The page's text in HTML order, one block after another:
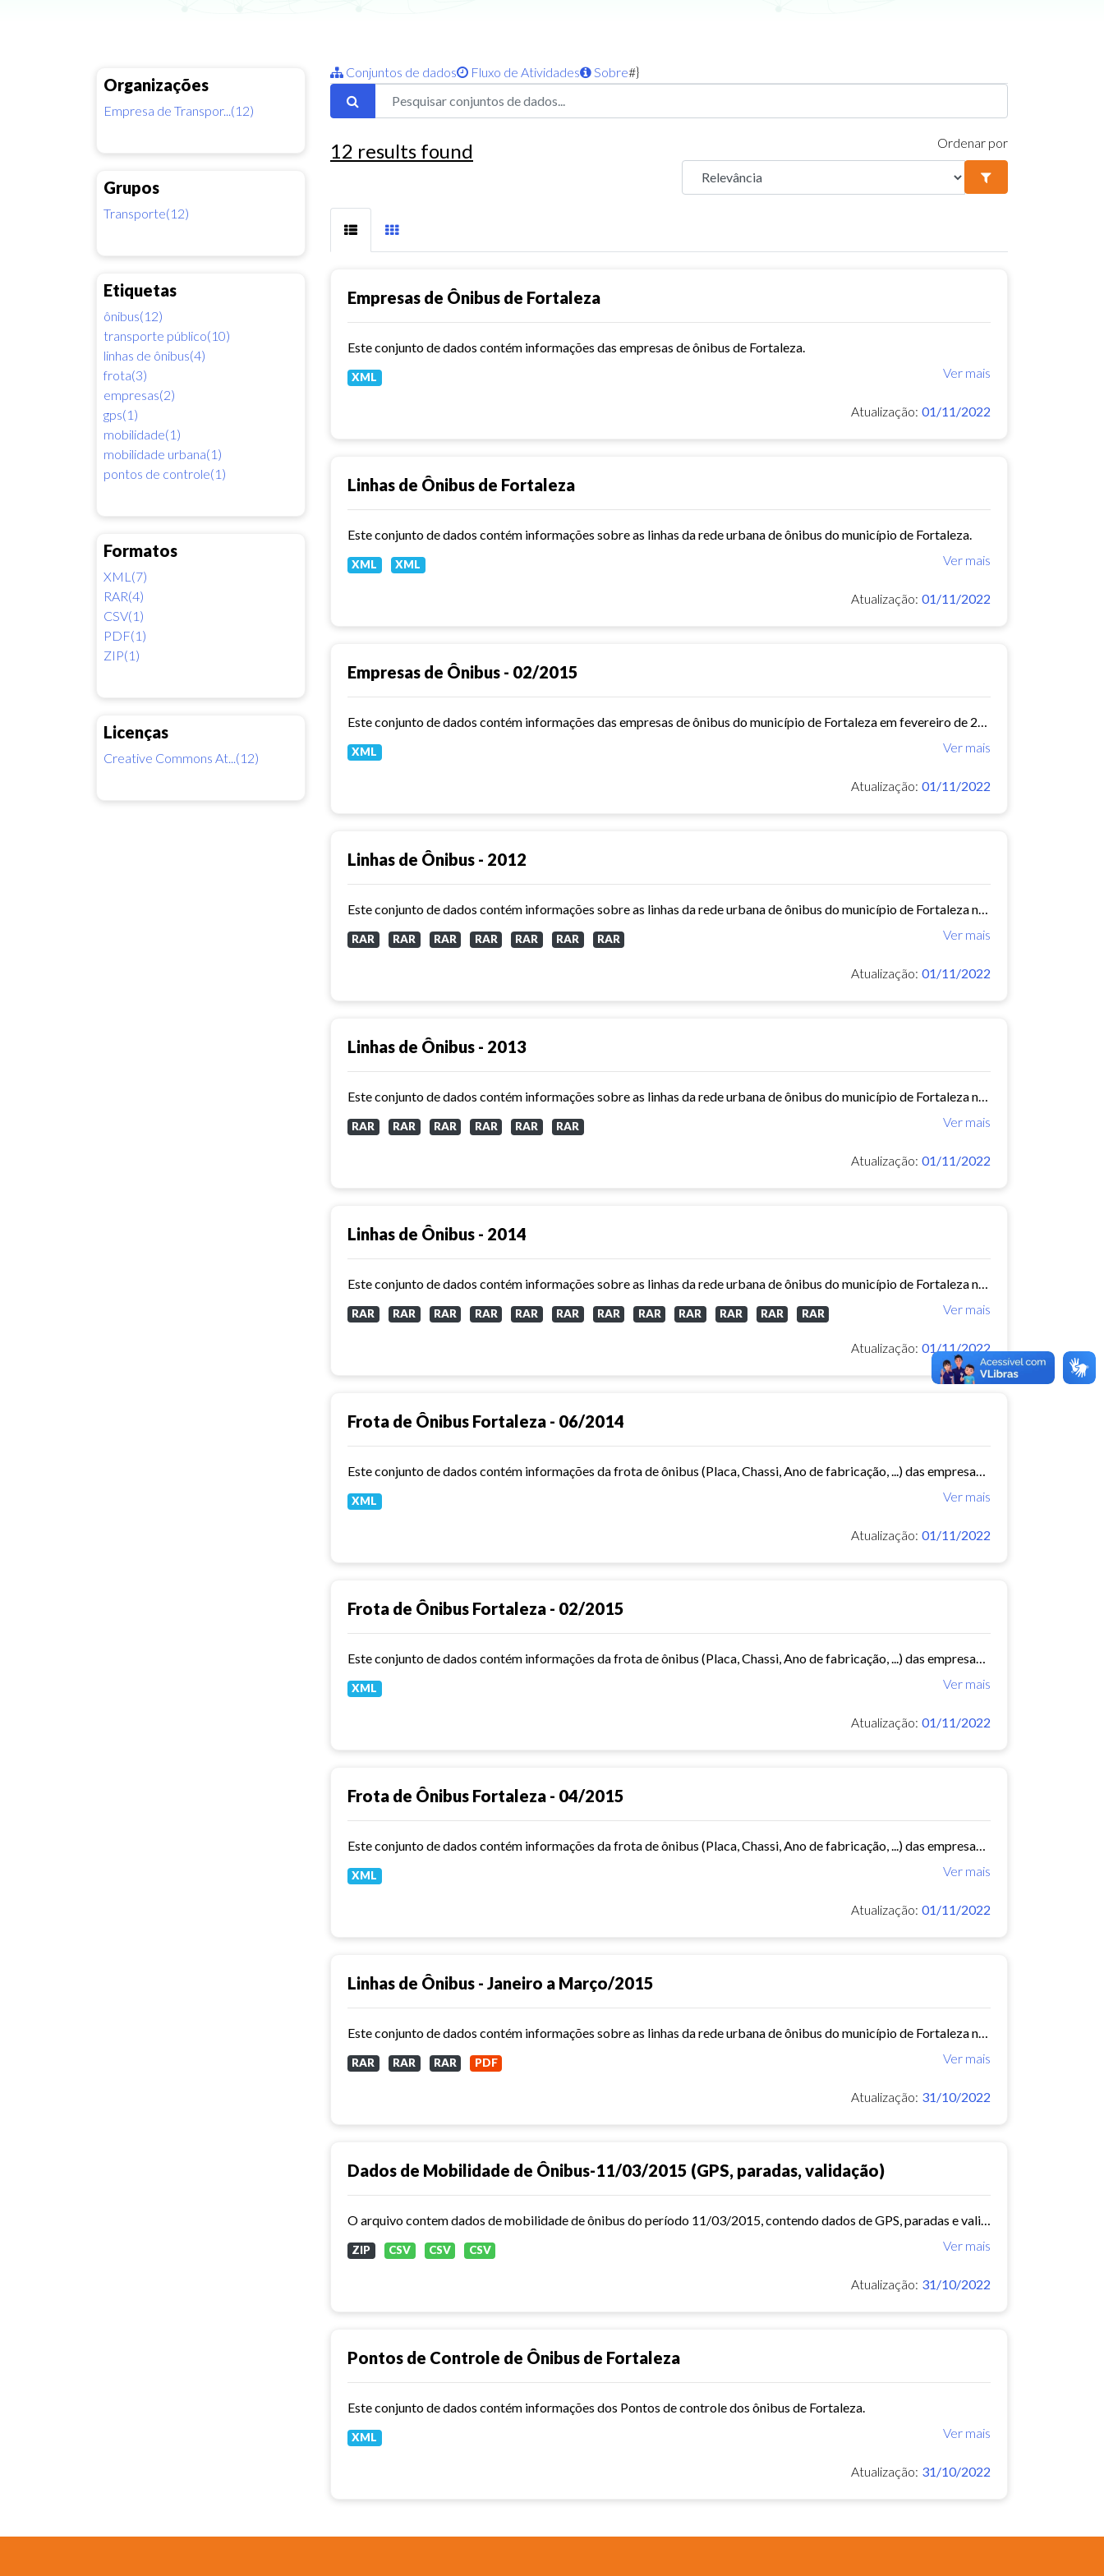
Organizações
Empresa de Transpor...(12)
Grupos
Transporte(12)
Etiquetas
ônibus(12)
transporte público(10)
linhas de ônibus(4)
frota(3)
empresas(2)
gps(1)
mobilidade(1)
mobilidade urbana(1)
pontos de controle(1)
Formatos
XML(7)
RAR(4)
CSV(1)
PDF(1)
ZIP(1)
Licenças
Creative Commons At...(12)
Conjuntos de dados Fluxo de Atividades Sobre#}
12 results found Ordenar por
Empresas de Ônibus de Fortaleza
Este conjunto de dados contém informações das empresas de ônibus de Fortaleza.
Ver mais
XML
Atualização: 01/11/2022
Linhas de Ônibus de Fortaleza
Este conjunto de dados contém informações sobre as linhas da rede urbana de ônibus do município de Fortaleza.
Ver mais
XML XML
Atualização: 01/11/2022
Empresas de Ônibus - 02/2015
Este conjunto de dados contém informações das empresas de ônibus do município de Fortaleza em fevereiro de 2015.
Ver mais
XML
Atualização: 01/11/2022
Linhas de Ônibus - 2012
Este conjunto de dados contém informações sobre as linhas da rede urbana de ônibus do município de Fortaleza no ano de 2012.
Ver mais
RAR RAR RAR RAR RAR RAR RAR
Atualização: 01/11/2022
Linhas de Ônibus - 2013
Este conjunto de dados contém informações sobre as linhas da rede urbana de ônibus do município de Fortaleza no ano de 2013.
Ver mais
RAR RAR RAR RAR RAR RAR
Atualização: 01/11/2022
Linhas de Ônibus - 2014
Este conjunto de dados contém informações sobre as linhas da rede urbana de ônibus do município de Fortaleza no ano de 2014.
Ver mais
RAR RAR RAR RAR RAR RAR RAR RAR RAR RAR RAR RAR
Atualização: 01/11/2022
Frota de Ônibus Fortaleza - 06/2014
Este conjunto de dados contém informações da frota de ônibus (Placa, Chassi, Ano de fabricação, ...) das empresas de Transporte Público Municipal. Mês de referência: 06/2014.
Ver mais
XML
Atualização: 01/11/2022
Frota de Ônibus Fortaleza - 02/2015
Este conjunto de dados contém informações da frota de ônibus (Placa, Chassi, Ano de fabricação, ...) das empresas de Transporte Público Municipal. Mês de referência: 02/2015.
Ver mais
XML
Atualização: 01/11/2022
Frota de Ônibus Fortaleza - 04/2015
Este conjunto de dados contém informações da frota de ônibus (Placa, Chassi, Ano de fabricação, ...) das empresas de Transporte Público Municipal. Mês de referência: 04/2015.
Ver mais
XML
Atualização: 01/11/2022
Linhas de Ônibus - Janeiro a Março/2015
Este conjunto de dados contém informações sobre as linhas da rede urbana de ônibus do município de Fortaleza no ano de 2015.
Ver mais
RAR RAR RAR PDF
Atualização: 31/10/2022
Dados de Mobilidade de Ônibus-11/03/2015 (GPS, paradas, validação)
O arquivo contem dados de mobilidade de ônibus do período 11/03/2015, contendo dados de GPS, paradas e validação.
Ver mais
ZIP CSV CSV CSV
Atualização: 31/10/2022
Pontos de Controle de Ônibus de Fortaleza
Este conjunto de dados contém informações dos Pontos de controle dos ônibus de Fortaleza.
Ver mais
XML
Atualização: 31/10/2022